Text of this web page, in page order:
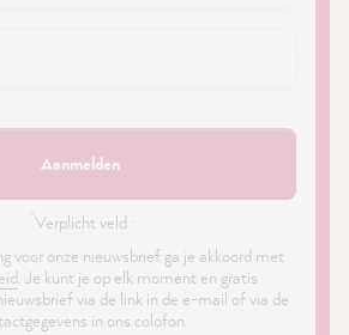
Aanmelden
Verplicht veld ·
voor onze nieuwsbrief ga je akkoord met
. Je kunt je op elk moment en gratis
via de link in de e-mail of via de
in ons colofon.